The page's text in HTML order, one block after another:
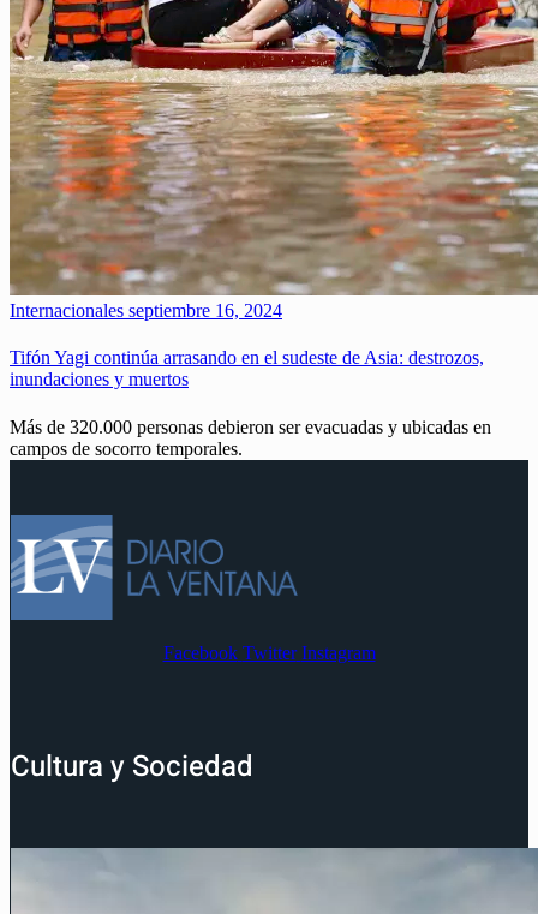
Internacionales septiembre 16, 2024
Tifón Yagi continúa arrasando en el sudeste de Asia: destrozos,
inundaciones y muertos
Más de 320.000 personas debieron ser evacuadas y ubicadas en
campos de socorro temporales.
Facebook Twitter Instagram
Cultura y Sociedad